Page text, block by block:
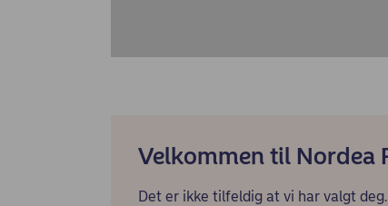
Velkommen til Nordea
Det er ikke tilfeldig at vi har valgt